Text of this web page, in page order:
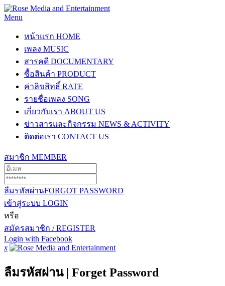
Menu
หน้าแรก HOME
เพลง MUSIC
สารคดี DOCUMENTARY
ซื้อสินค้า PRODUCT
ค่าลิขสิทธิ์ RATE
รายชื่อเพลง SONG
เกี่ยวกับเรา ABOUT US
ข่าวสารและกิจกรรม NEWS & ACTIVITY
ติดต่อเรา CONTACT US
สมาชิก MEMBER
ลืมรหัสผ่านFORGOT PASSWORD
เข้าสู่ระบบ LOGIN
หรือ
สมัครสมาชิก / REGISTER
Login with Facebook
x
ลืมรหัสผ่าน | Forget Password